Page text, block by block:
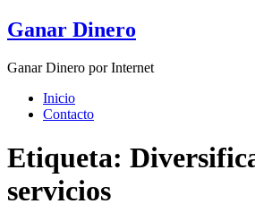
Skip
to
Ganar Dinero
Ganar Dinero por Internet
Inicio
Contacto
Etiqueta:
servicios